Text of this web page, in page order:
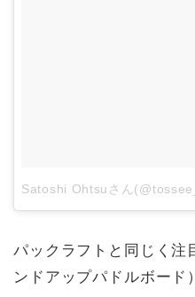
Satoshi Ohtsuさん
パックラフトと同じく注
ンドアップパドルボード